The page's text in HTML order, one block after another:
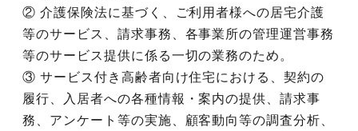
② 介護保険法に基づく、ご利用者様への居宅介護
等のサービス、請求事務、各事業所の管理運営事務
等のサービス提供に係る一切の業務のため。
③ サービス付き高齢者向け住宅における、契約の
履行、入居者への各種情報・案内の提供、請求事
務、アンケート等の実施、顧客動向等の調査分析、